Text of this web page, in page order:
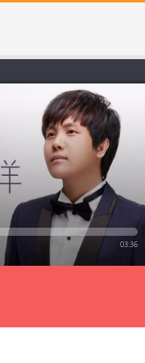
03:36